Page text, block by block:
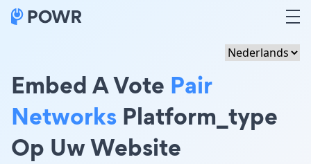
Embed A Vote Pair
Networks Platform_type
Op Uw Website